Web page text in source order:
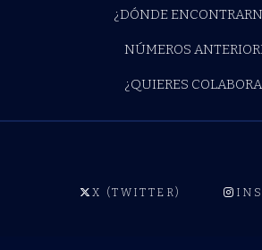
¿DÓNDE
NÚMEROS
¿QUIERES
X (TWITTER)